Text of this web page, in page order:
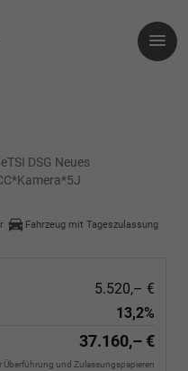
DSG Neues
Fahrzeug mit Tageszulassung
5.520,– €
13,2%
37.160,– €
Überführung und Zulassungspapieren